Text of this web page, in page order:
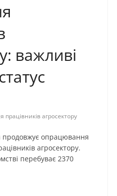
важливі
агросектору
продовжує опрацювання
агросектору.
перебуває 2370